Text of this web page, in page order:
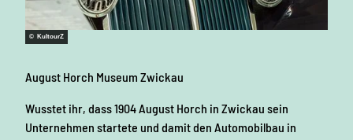
© KultourZ
August Horch Museum Zwickau
Wusstet ihr, dass 1904 August Horch in Zwickau sein
Unternehmen startete und damit den Automobilbau in